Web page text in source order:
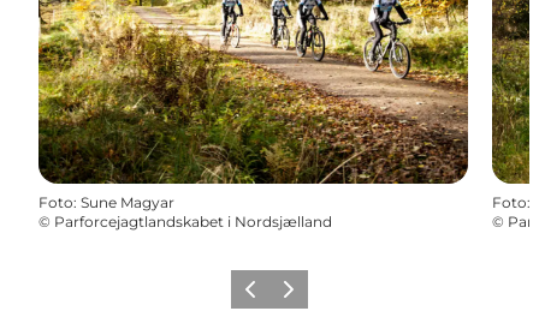
Foto: Sune Magyar
© Parforcejagtlandskabet i Nordsjælland
Foto:
©
ZurückWeiter